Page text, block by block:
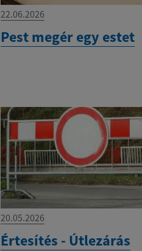
22.06.2026
Pest megér egy estet
20.05.2026
Értesítés - Útlezárás